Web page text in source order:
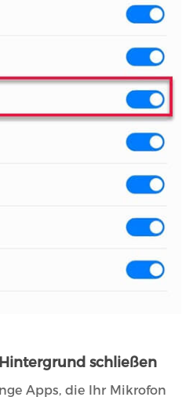
schließen
Apps, die Ihr Mikrofon